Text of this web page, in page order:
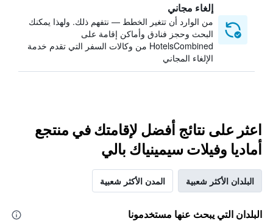
إلغاء مجاني
من الوارد أن تتغير الخطط — نتفهم ذلك. ولهذا يمكنك
البحث وحجز فنادق وأماكن إقامة على
HotelsCombined من وكالات السفر التي تقدم خدمة
الإلغاء المجاني
اعثر على نتائج أفضل لإقامتك في منتجع
أماديا وفيلات سيمينياك بالي
البلدان الأكثر شعبية المدن الأكثر شعبية
البلدان التي يبحث عنها مستخدمونا